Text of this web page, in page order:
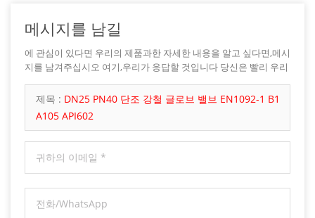
메시지를 남길
에 관심이 있다면 우리의 제품과한 자세한 내용을 알고 싶다면,메시
지를 남겨주십시오 여기,우리가 응답할 것입니다 당신은 빨리 우리
제목 : DN25 PN40 단조 강철 글로브 밸브 EN1092-1 B1
A105 API602